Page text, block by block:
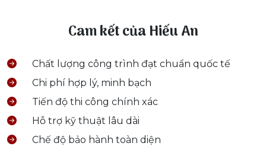
Cam kết của Hiếu An
Chất lượng công trình đạt chuẩn quốc tế
Chi phí hợp lý, minh bạch
Tiến độ thi công chính xác
Hỗ trợ kỹ thuật lâu dài
Chế độ bảo hành toàn diện